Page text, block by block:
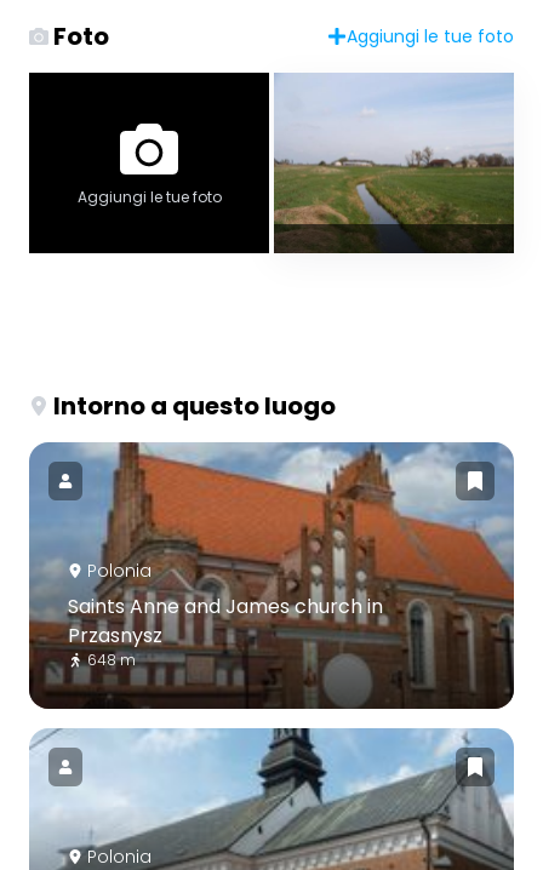
Foto Aggiungi le tue foto
Aggiungi le tue foto
Intorno a questo luogo
Polonia
Saints Anne and James church in
Przasnysz
648 m
Polonia